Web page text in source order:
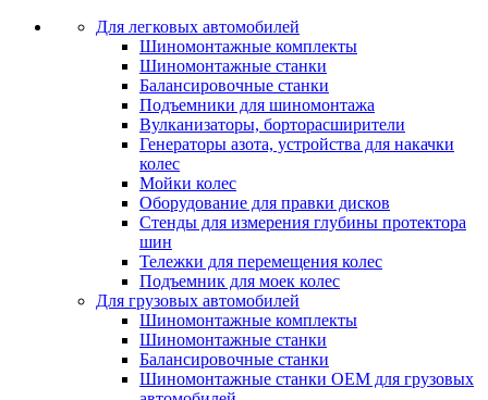
Для легковых автомобилей
Шиномонтажные комплекты
Шиномонтажные станки
Балансировочные станки
Подъемники для шиномонтажа
Вулканизаторы, борторасширители
Генераторы азота, устройства для накачки
колес
Мойки колес
Оборудование для правки дисков
Стенды для измерения глубины протектора
шин
Тележки для перемещения колес
Подъемник для моек колеc
Для грузовых автомобилей
Шиномонтажные комплекты
Шиномонтажные станки
Балансировочные станки
Шиномонтажные станки ОЕМ для грузовых